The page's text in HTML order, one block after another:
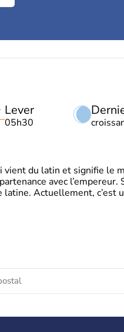
Lever
05h30
vient du latin et signifie le
avec l’empereur.
latine. Actuellement, c’est